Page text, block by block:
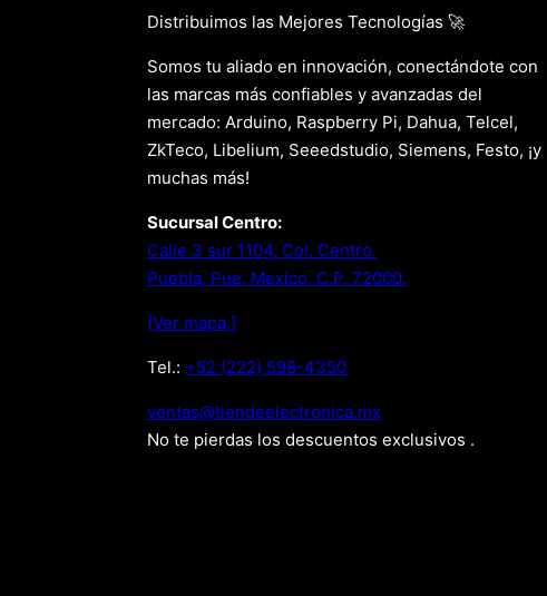
Distribuimos las Mejores Tecnologías 🚀
Somos tu aliado en innovación, conectándote con
las marcas más confiables y avanzadas del
mercado: Arduino, Raspberry Pi, Dahua, Telcel,
ZkTeco, Libelium, Seeedstudio, Siemens, Festo, ¡y
muchas más!
Sucursal Centro:
Calle 3 sur 1104, Col. Centro.
Puebla, Pue. Mexico. C.P. 72000.
[Ver mapa.]
Tel.: +52 (222) 598-4350
xm.acinortceleedneit@satnev
No te pierdas los descuentos exclusivos .